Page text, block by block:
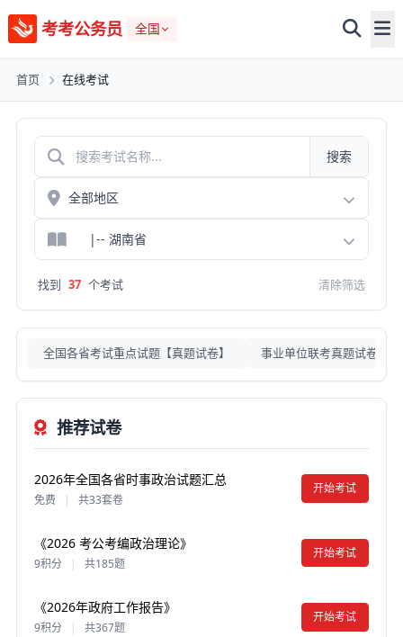
考考公务员 全国
首页 在线考试
搜索
找到 37 个考试 清除筛选
全国各省考试重点试题【真题试卷】 事业单位联考真题试卷
推荐试卷
2026年全国各省时事政治试题汇总
免费 | 共33套卷
开始考试
《2026 考公考编政治理论》
9积分 | 共185题
开始考试
《2026年政府工作报告》
9积分 共367题
开始考试